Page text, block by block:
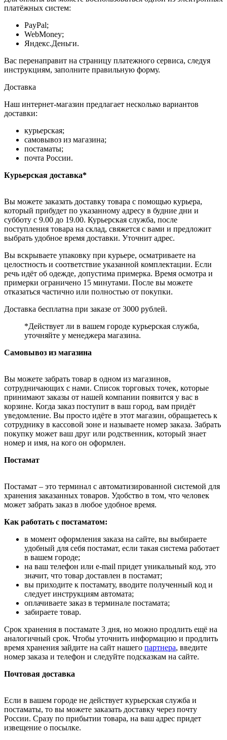
платёжных систем:
PayPal;
WebMoney;
Яндекс.Деньги.
Вас перенаправит на страницу платежного сервиса, следуя
инструкциям, заполните правильную форму.
Доставка
Наш интернет-магазин предлагает несколько вариантов
доставки:
курьерская;
самовывоз из магазина;
постаматы;
почта России.
Курьерская доставка*
Вы можете заказать доставку товара с помощью курьера,
который прибудет по указанному адресу в будние дни и
субботу с 9.00 до 19.00. Курьерская служба, после
поступления товара на склад, свяжется с вами и предложит
выбрать удобное время доставки. Уточнит адрес.
Вы вскрываете упаковку при курьере, осматриваете на
целостность и соответствие указанной комплектации. Если
речь идёт об одежде, допустима примерка. Время осмотра и
примерки ограничено 15 минутами. После вы можете
отказаться частично или полностью от покупки.
Доставка бесплатна при заказе от 3000 рублей.
*Действует ли в вашем городе курьерская служба,
уточняйте у менеджера магазина.
Самовывоз из магазина
Вы можете забрать товар в одном из магазинов,
сотрудничающих с нами. Список торговых точек, которые
принимают заказы от нашей компании появится у вас в
корзине. Когда заказ поступит в ваш город, вам придёт
уведомление. Вы просто идёте в этот магазин, обращаетесь к
сотруднику в кассовой зоне и называете номер заказа. Забрать
покупку может ваш друг или родственник, который знает
номер и имя, на кого он оформлен.
Постамат
Постамат – это терминал с автоматизированной системой для
хранения заказанных товаров. Удобство в том, что человек
может забрать заказ в любое удобное время.
Как работать с постаматом:
в момент оформления заказа на сайте, вы выбираете
удобный для себя постамат, если такая система работает
в вашем городе;
на ваш телефон или e-mail придет уникальный код, это
значит, что товар доставлен в постамат;
вы приходите к постамату, вводите полученный код и
следует инструкциям автомата;
оплачиваете заказ в терминале постамата;
забираете товар.
Срок хранения в постамате 3 дня, но можно продлить ещё на
аналогичный срок. Чтобы уточнить информацию и продлить
время хранения зайдите на сайт нашего партнера, введите
номер заказа и телефон и следуйте подсказкам на сайте.
Почтовая доставка
Если в вашем городе не действует курьерская служба и
постаматы, то вы можете заказать доставку через почту
России. Сразу по прибытии товара, на ваш адрес придет
извещение о посылке.